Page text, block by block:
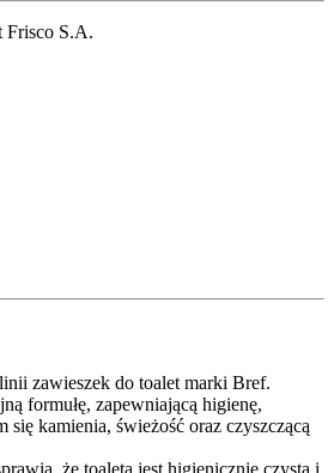
Frisco S.A.
zawieszek do toalet marki Bref.
formułę, zapewniającą higienę,
się kamienia, świeżość oraz czyszczącą